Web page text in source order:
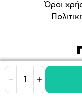
Μείωση Αύξηση
Όροι